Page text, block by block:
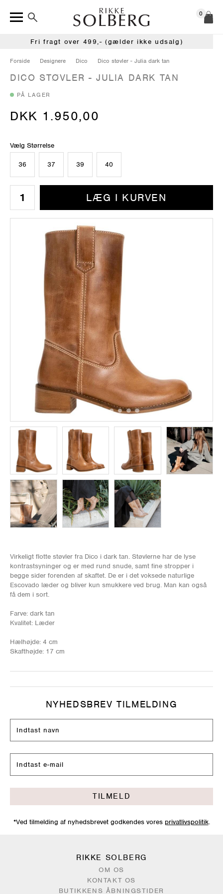
0
Fri fragt over 499,- (gælder ikke udsalg)
Forside Designere Dico Dico støvler - Julia dark tan
DICO STØVLER - JULIA DARK TAN
PÅ LAGER
DKK 1.950,00
Vælg Størrelse
36 37 39 40
LÆG I KURVEN
Virkeligt flotte støvler fra Dico i dark tan. Støvlerne har de lyse
kontrastsyninger og er med rund snude, samt fine stropper i
begge sider forenden af skaftet. De er i det voksede naturlige
Escovado læder og bliver kun smukkere ved brug. Man kan også
få dem i sort.
Farve: dark tan
Kvalitet: Læder
Hælhøjde: 4 cm
Skafthøjde: 17 cm
NYHEDSBREV TILMELDING
TILMELD
*Ved tilmelding af nyhedsbrevet godkendes vores privatlivspolitik.
RIKKE SOLBERG
OM OS
KONTAKT OS
BUTIKKENS ÅBNINGSTIDER